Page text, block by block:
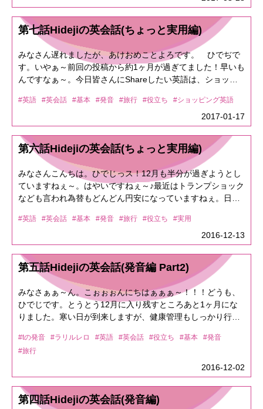
ねぇな」となります。(まぁ、どっちでもいいですけど。)
で、「わからん」と言えば「I can't understand」になる訳で
ｗｗｗｗまぁ、この様にニュアンスでどう言う言い方になる
か変化するわけなのですわｗｗｗ※なのでどのニュアンスが
一番近いか？ってことです。では問題「知るわけねぇじゃ
ん」って、どう言うでしょうか？「知っている」⇒「know」
ですが「知る訳が無い」なので否定文を思い浮かべていませ
「なぜ私が知るべきなの？」と言う意味になりますが、要は
「自分が知るはずないでしょ？」って事で「知るわけねぇじ
も覚えれないので今回はこの辺にしておきますが、今後はこ
う言った時はどう言うんだろう？と言うのをどんどんShare
していきます。(まぁ、使わないと覚えれませんがね。)ボク
は結構「あ？こう言う時どう言うんだろう」って考えて、先
ずは自分で英語にします。その後でネットなどで調べたりし
て「へぇ、こう言う言い方もあるのかぁ～」と覚えます。外
国人と話す機会がないから話せないとかアウトプットが出来
す。それではKeep it up!!! see you next time♪
りと言う事になっちゃいますので(笑)<<おさらい Part4>>
和製英語なるものをShareしましたが、間違って覚えた英語
がたくさんあると思います。 コンセントやクーラー、サラ
リーマンやフライドポテトなどなど。まだまだ、ありますが
こう言った その国でしか通じない様な「お手製英語」を正
しく学ぶ、見直す事も非常に大事です。<<最後に>> 恐らく
皆さん「英語を身に着ける為の近道」があると思って探して
ら、それを知ってる人達がネットやSNSや本などでShareし
てくれています。 先人たちが行った苦労を「素直に」受け
止めて、それを信じてやる事が絶対に近道です。 勘違いさ
れている方が多いですが「近道」＝「苦労しない」ではあり
ません。苦労はします。 近道と言ったのは短時間で効率よ
く苦労するって事です。 私も未だに英会話を週に1回～2回
程度続けています。相手は外国人なのでもちろん日本語の表
現なんて無く 「あれ？こう言う時はどう言うんだろう？」
なんて言う事、多々あります。もちろん、その都度調べま
す。 調べたら答えが直ぐ出ます。で、そこで「あぁ～なる
「おさらい」の中でも言いましたがアウトプットして自分の
てたから、語学研修行ったから、TOEICで満点とれるからと
言って英語が話せる訳ではありません。 私からお伝え出来
る事は何でもそうですが 「人生楽ありゃ苦もあるさ」と
言いますが「楽しかしない人は、残った人生苦労しかありま
せん。」 サボったらサボった分、あとで苦労したり痛い目
にあったりします。 かしこい人は学生の間にしっかりこれ
をやって来たんでしょうね。なので私はめちゃくちゃ苦労し
ました。 「知ってて損する事は無い」ですが「知らない事
応援宜しく お願い致します。 それではSee you. Bye :D ♪
なので、わざわざ言う必要ありません。人数の時は「for＋人
数」、明日とかの場合は「for tomorrow」とか「for day after
tomorrow (明後日)」です。時間を指定する場合は「at＋時
間」とします。※明日と言ったら、相手も「明日の何時？」
となるので「for tomorrow at 1pm」が1フレーズ。 明日と
言うだけで時間が決まっていなければ「for tomorrow」では
無く「tomorrow」で終わってもOKです。 日付を指定する
たら相手が「Thanks.」とか言いますので、こっちはもう少
し言ってやりましょう！「Thanks for your kindness.」⇒「親
切な対応ありがとうね」みたいな感じです。「Thanks. Have
a good day.」⇒「ありがとう。(君に)良い一日を」みたいな
感じです。などなど。<<最後に>>今回Sasuke君もBLOGで書
いていた様に「英語だからと言って尻込みするのではなく、
何度も言いますが「英語はコミュツール」なので伝えようと
する事が大事。間違っていようが何だろうが「一歩踏み出す
勇気」が大事です。これは今後の仕事でも活きてくるので
は!?今回のBLOGでは「予約の仕方」について書きました
が、以前にも似たようなネタを「第六話」でShareしている
ので、そちらも参考にして下さい。それでは、See you next
time. bye :D
た。CEBUは比較的日本人観光客や留学生が多い土地なの
で、ある程度の和製英語も通じる可能性がありますが、英語
はコミュニケーションツールなので間違って伝わると大変な
事になるので正しく覚えておきましょうねぇ～。と言う事
で、和製英語を題材にする予定でしたが、今回CEBU研修
BLOGからこんな時どう言えばいい？ってのも含めて紹介し
ていきますぅ～。<<2017/3/25 セブ島初日 BLOGより
(Sasuke)>>1.「おしゃれなフロントでチェックイン！」1.
本語なので問題無いですが、前回もBLOGで書いた様に「フ
front?」と言ったらホテルの玄関に連れて行かれますよぉ
～。<<2017/3/25 海外研修 BLOGより(CEO)>>1.「Wi-Fi
が………遅い、切れる……使い物にならない。」1.「We can
use wi-fi, but it is very bad condition and often disconected. It
is useless!!」2.「モバイルWi-Fiレンタルしててよかった〜」
good to ＋動詞の原形 で「～しててよかったわぁ」って意
味です。 今回はTakeを使ったので「持って行っててよかっ
たわぁ」って感じですね。又は、「I glad that I took a moblie
wi-fi (for rental).」でも同じ意味です。<<2017/3/25 海外研修
2日目 BLOGより(CEO)>>1.「ほんとに、透明度ヤバイで
す！！」1.「It is really soooooooooooo cleary so bad!!」
※「so bad」は直訳すると「とても悪い」ですが日本語の
「ヤバイんだけどぉ～」的な表現でも使います。
<<2017/3/25 セブ島2日目 BLOGより(Sasuke)>>1.「5000ペ
gambling!」※これが日本と英語の違いですが、日本語だとA
がBに変化したとか、2倍になったとか言いますが英語は 要
するに「いくら勝った」かを言えば良いので、これでOKで
す。<<2017/3/26 セブといえば BLOGより(コテやん)>>1.
「スキューバダイビング」1.「scuba diving.」なぜこれを選
択したのか？と言うと「scuba diving」はボンベを背負って
第七話Hidejiの英会話(ちょっと実用編)
みなさん遅れましたが、あけおめことよろです。 ひでぢで
す。いやぁ～前回の投稿から約1ヶ月が過ぎてました！早いも
んですなぁ～。今日皆さんにShareしたい英語は、ショッピ
本に居てもやる事は食べる事、買う事ですよね。先ずはこの
辺を抑えておきましょぉ～。<<ショッピング編 Part1>>皆さ
んがショッピングでお店に入って、先ず店員さんに聞かれる
事ですはQ1「Hi, Can I help you?」＝「ハィ, ケナイヘルプ
ユ？」⇒「いらっしゃいませ。何かお困りですか？」こんな
事を耳にする事が多いと思います。回答としてはA1-1「Hi,
No problem.」＝「ハィ, ノープロブレム」⇒「いや、大丈夫
だよ。」A1-2「Hi, Could you tell me, ＝「クッヂュゥテル
ミ」⇒「ちょっと聞きたいんだけど」 What is your
recommended souvenir.」＝「ワリジュァレコメン(デッド)/
ショッピングで店員さんのおすすめを聞くのも良いかもで
す。因みに、この「What is your recommended ～」は「～
のおすすめは何？」って事で食事の時にも使えます。例えば
Fast FoodのSubwayとか行けばorderとかdecidedって単語が
出たらオーダーは？とか決まりました？と言う事を聞かれて
いるので「What is your recommended menus?」と聞けばお
すすめのメニューは何？事で使えます。<<ショッピング編
なれないなぁ～と思うのがQ2「Hi, What are you looking
for?」＝「ハィ, ワラァユルッキンフォー？」⇒「何かお探
し？」こんな事を耳にした時の回答としてはA2-1「Hi, I'm
just looking.」＝「アィムジャス(ト)ルッキン」⇒「見てるだ
けだよぉ～ん。」A2-2「Hi, I'm looking for souvenir.」＝「ア
ィムルッキンフォー/スーメニャー」⇒「お土産を探してるん
#英語 #英会話 #基本 #発音 #旅行 #役立ち #ショッピング英語
2017-01-17
第六話Hidejiの英会話(ちょっと実用編)
みなさんこんちは。ひでじっス！12月も半分が過ぎようとし
ていますねぇ～。はやいですねぇ～♪最近はトランプショック
なども言われ為替もどんどん円安になっていますねぇ。日本
ックでしょう。年末年始に海外旅行を入れている芸能人も多
いですが、今日は簡単な英会話をShareをしたいと思いま
す。簡単な英会話をShareする前に覚えていてほしいのは
「言語は予測されている」と言う事です。皆さんも経験があ
ると思いますが「この単語は聞き取れたけど、他の単語
が・・・」なんて事ありますよね。それは日本語も同じで要
は慣れとフレーズを知っているかどうかだけです。ボクも(人
に依りますが)酷い時は3～5割程度しか聞き取れないが、勝手
に予測して話をしている時もあります。<<レストラン編
Part1>>レストランに入ると必ず何を聞かれますか？その通り
「人数」と「予約があるか否か」ですよね。なのでスタッフ
ズ？」 ⇒ 「何人ですか？」A1「three」＝「スリー」 ⇒ 「3
う。)Q2「Do you have a reservation?」＝「ドゥユハヴァ／
#英語 #英会話 #基本 #発音 #旅行 #役立ち #実用
2016-12-13
第五話Hidejiの英会話(発音編 Part2)
みなさぁぁ～ん。こぉぉぉんにちはぁぁぁ～！！！どうも、
ひでじです。とうとう12月に入り残すところあと1ヶ月にな
りました。寒い日が到来しますが、健康管理もしっかり行い
「発音編 Part2」です。今日は「T＋母音」「TT(ダブルT)」
の発音についてShareしていきます。前回「Let it be」を「レ
リビー」と発音するって事をShareしましたが、まさにこれ
です。<<T＋母音 ＝ ラリルレロに変化する。>>これはアメリ
カ英語の場合なんですが、殆どの方がこの経験で英語が聞き
取れていないのでしっかりと押えておきましょう！例えば以
#tの発音 #ラリルレロ #英語 #英会話 #役立ち #基本
#発音
#旅行
2016-12-02
第四話Hidejiの英会話(発音編)